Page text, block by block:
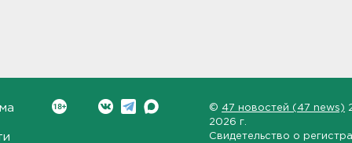
© 47 новостей (47 news)
2026 г.
Свидетельство о